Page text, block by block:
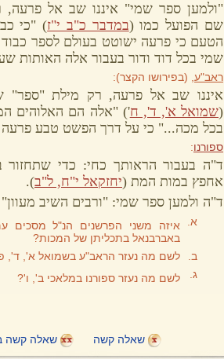
"ולמען ספר שמי" איננו שב אל
שם הפועל כמו (במדבר כ"ב י"ז) "כי
הטעם כי פרעה ישוטט בעולם לספר
שמי בכל דוד ודור בעבור אלה האותות
ראב"ע , (בפירושו הקצר):
איננו שב אל פרעה, רק מילת "ספר"
(שמואל א', ד', ח') "אלה הם האלוהים
בכל מכה..." כי על דרך הפשט טבע פרעה
ספורנו:
ד"ה בעבור הראותך כחי: כדי שתחזור
אחפץ במות המת (יחזקאל י"ח, ל"ב).
ד"ה ולמען ספר שמי: "ורבים השיב
א.
איזה משני הפרשנים הנ"ל מסכים
באברבנאל בתכליתן של המכות?
ב.
לשם מה נעזר הראב"ע בשמואל א', ד',
ג.
לשם מה נעזר ספורנו במלאכי ב', ו'?
שאלה קשה שאלה קשה